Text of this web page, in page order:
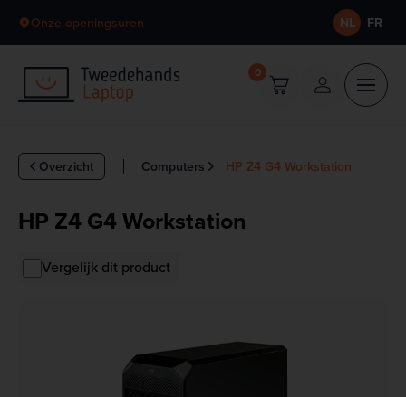
Onze openingsuren NL FR
0
Computers HP Z4 G4 Workstation
Overzicht
HP Z4 G4 Workstation
Vergelijk dit product